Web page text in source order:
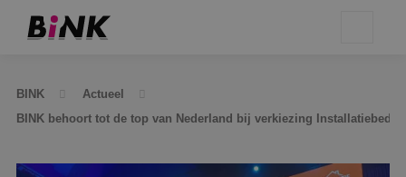
BINK
Actueel
BINK behoort tot de top van Nederland bij verkiezing